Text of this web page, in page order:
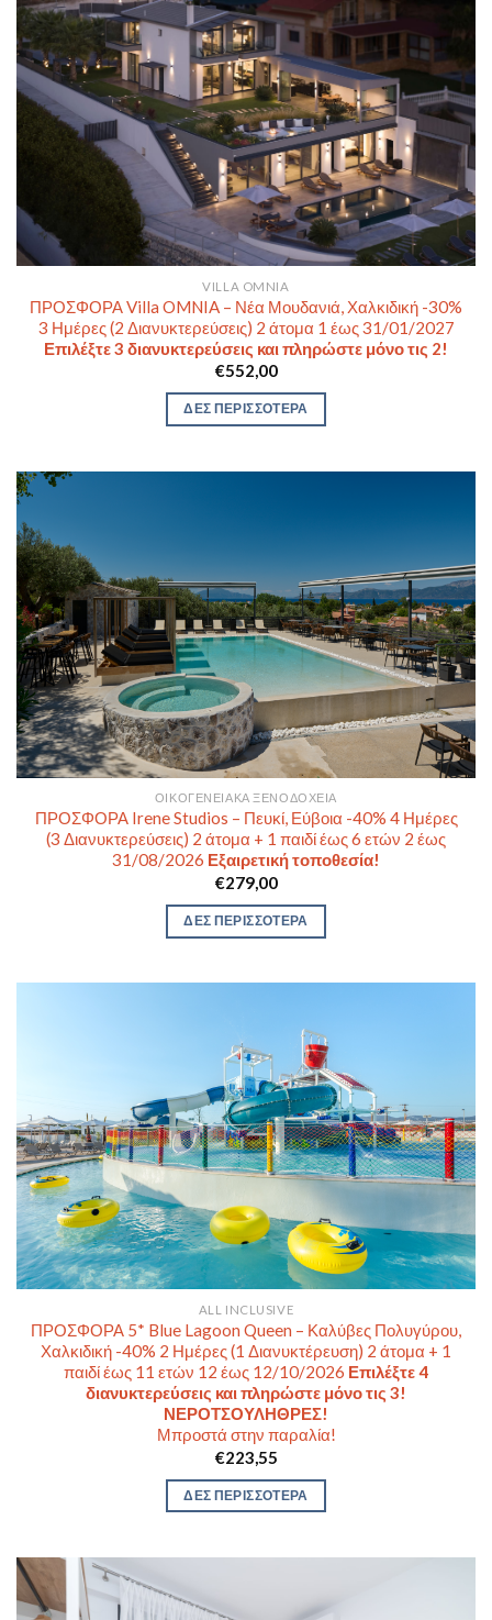
VILLA OMNIA
ΠΡΟΣΦΟΡΑ Villa OMNIA – Νέα Μουδανιά, Χαλκιδική -30%
3 Ημέρες (2 Διανυκτερεύσεις) 2 άτομα 1 έως 31/01/2027
Επιλέξτε 3 διανυκτερεύσεις και πληρώστε μόνο τις 2!
€552,00
ΔΕΣ ΠΕΡΙΣΣΟΤΕΡΑ
ΟΙΚΟΓΕΝΕΙΑΚΆ ΞΕΝΟΔΟΧΕΊΑ
ΠΡΟΣΦΟΡΑ Irene Studios – Πευκί, Εύβοια -40% 4 Ημέρες
(3 Διανυκτερεύσεις) 2 άτομα + 1 παιδί έως 6 ετών 2 έως
31/08/2026 Εξαιρετική τοποθεσία!
€279,00
ΔΕΣ ΠΕΡΙΣΣΟΤΕΡΑ
ALL INCLUSIVE
ΠΡΟΣΦΟΡΑ 5* Blue Lagoon Queen – Καλύβες Πολυγύρου,
Χαλκιδική -40% 2 Ημέρες (1 Διανυκτέρευση) 2 άτομα + 1
παιδί έως 11 ετών 12 έως 12/10/2026 Επιλέξτε 4
διανυκτερεύσεις και πληρώστε μόνο τις 3!
ΝΕΡΟΤΣΟΥΛΗΘΡΕΣ!
Μπροστά στην παραλία!
€223,55
ΔΕΣ ΠΕΡΙΣΣΟΤΕΡΑ